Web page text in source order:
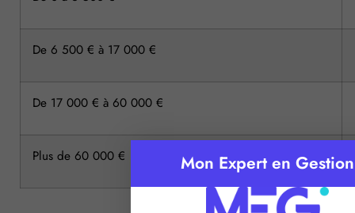
De 6 500 € à 17 000 €
De 17 000 € à 60 000 €
Plus de 60 000 € Mon Expert en Gestion